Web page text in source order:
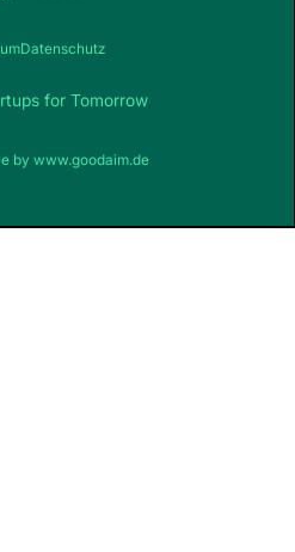
for Tomorrow
Datenschutz
by www.goodaim.de